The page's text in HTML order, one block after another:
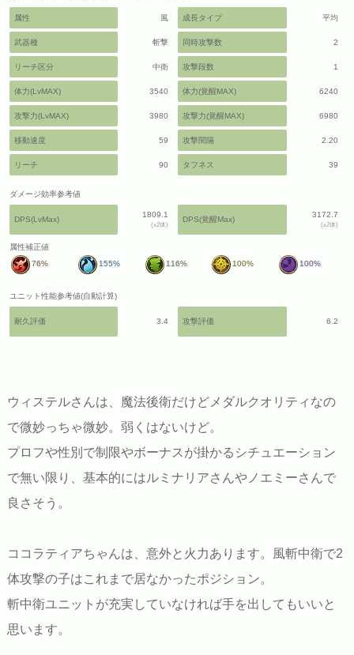
属性 風 成長タイプ 平均
武器種 斬撃 同時攻撃数 2
リーチ区分 中衛 攻撃段数 1
体力(LvMAX) 3540 体力(覚醒MAX) 6240
攻撃力(LvMAX) 3980 攻撃力(覚醒MAX) 6980
移動速度 59 攻撃間隔 2.20
リーチ 90 タフネス 39
ダメージ効率参考値
DPS(LvMax)
1809.1
(x2体)
DPS(覚醒Max)
3172.7
(x2体)
属性補正値
76%
155% 116% 100% 100%
ユニット性能参考値(自動計算)
耐久評価 3.4 攻撃評価 6.2
ウィステルさんは、魔法後衛だけどメダルクオリティなの
で微妙っちゃ微妙。弱くはないけど。
プロフや性別で制限やボーナスが掛かるシチュエーション
で無い限り、基本的にはルミナリアさんやノエミーさんで
良さそう。
ココラティアちゃんは、意外と火力あります。風斬中衛で2
体攻撃の子はこれまで居なかったポジション。
斬中衛ユニットが充実していなければ手を出してもいいと
思います。